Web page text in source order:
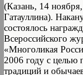
(Казань, 14
Гатауллина).
состоялось
Всероссийского
«Многоликая
2006 году с целью
традиций и